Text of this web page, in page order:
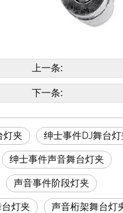
上一条:
下一条:
灯夹 绅士事件DJ舞台灯
绅士事件声音舞台灯夹
声音事件阶段灯夹
灯夹 声音桁架舞台灯